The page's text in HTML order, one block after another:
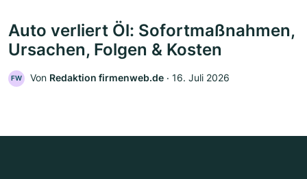
Auto verliert Öl: Sofortmaßnahmen,
Ursachen, Folgen & Kosten
FW Von Redaktion firmenweb.de ‧ 16. Juli 2026